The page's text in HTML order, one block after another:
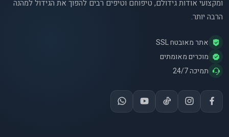
ומקצועי אודות גידולם, טיפוחם וטיפים רבים להפוך את הגידול למהנה
הרבה יותר.
אתר מאובטח SSL
מוכרים מאומתים
תמיכה 24/7